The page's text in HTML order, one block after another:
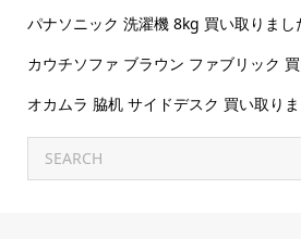
パナソニック 洗濯機 8kg 買い取りまし
カウチソファ ブラウン ファブリック
オカムラ 脇机 サイドデスク 買い取り